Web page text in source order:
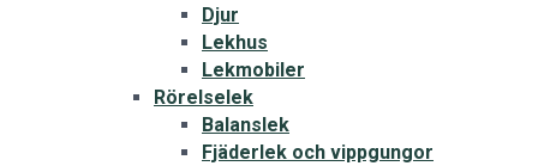
Djur
Lekhus
Lekmobiler
Rörelselek
Balanslek
Fjäderlek och vippgungor